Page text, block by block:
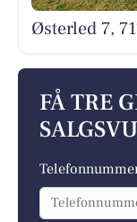
Østerled 7,
FÅ TRE